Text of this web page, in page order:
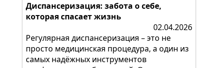
Диспансеризация: забота о себе,
которая спасает жизнь
02.04.2026
Регулярная диспансеризация – это не
просто медицинская процедура, а один из
самых надёжных инструментов